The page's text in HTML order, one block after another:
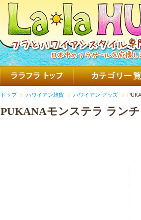
トップ ハワイアン雑貨 ハワイアン グッズ
PUKANAモンステラ ラン